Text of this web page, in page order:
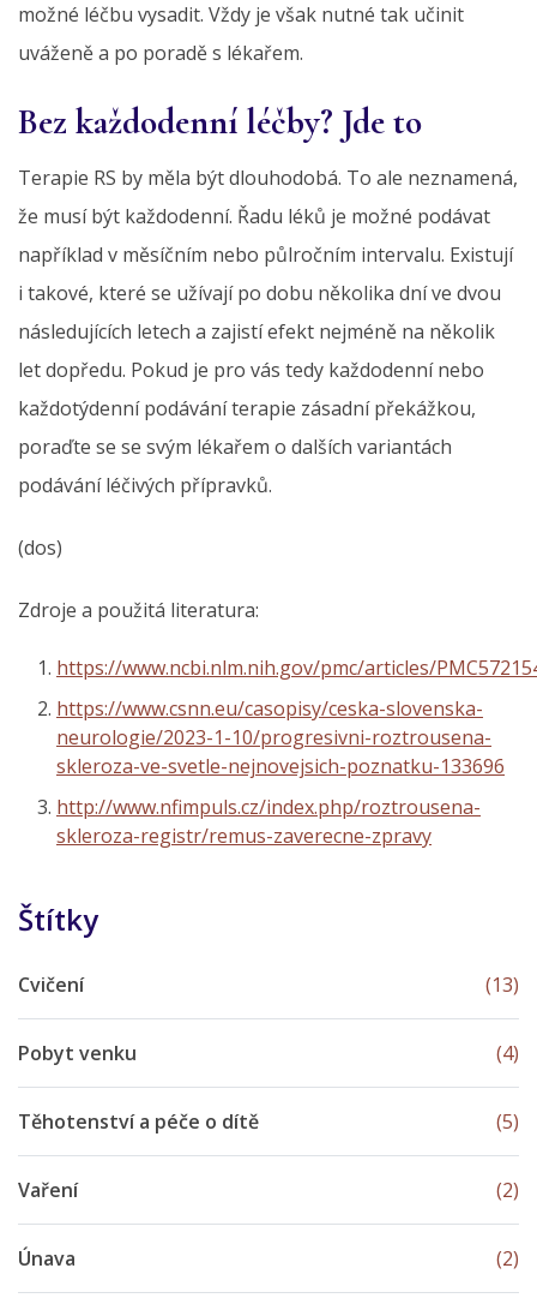
možné léčbu vysadit. Vždy je však nutné tak učinit
uváženě a po poradě s lékařem.
Bez každodenní léčby? Jde to
Terapie RS by měla být dlouhodobá. To ale neznamená,
že musí být každodenní. Řadu léků je možné podávat
například v měsíčním nebo půlročním intervalu. Existují
i takové, které se užívají po dobu několika dní ve dvou
následujících letech a zajistí efekt nejméně na několik
let dopředu. Pokud je pro vás tedy každodenní nebo
každotýdenní podávání terapie zásadní překážkou,
poraďte se se svým lékařem o dalších variantách
podávání léčivých přípravků.
(dos)
Zdroje a použitá literatura:
https://www.ncbi.nlm.nih.gov/pmc/articles/
https://www.csnn.eu/casopisy/ceska-slovenska-
neurologie/2023-1-10/progresivni-roztrousena-
skleroza-ve-svetle-nejnovejsich-poznatku-133696
http://www.nfimpuls.cz/index.php/roztrousena-
skleroza-registr/remus-zaverecne-zpravy
Štítky
Cvičení (13)
Pobyt venku (4)
Těhotenství a péče o dítě (5)
Vaření (2)
Únava (2)